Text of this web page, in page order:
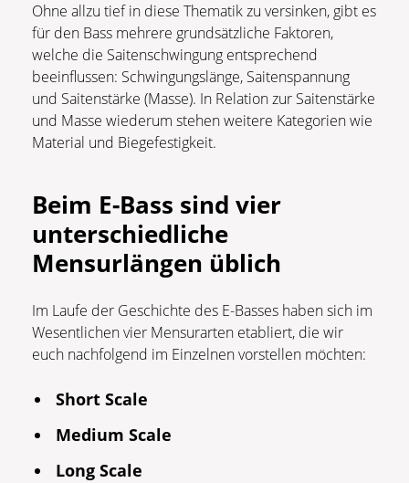
Ohne allzu tief in diese Thematik zu versinken, gibt es
für den Bass mehrere grundsätzliche Faktoren,
welche die Saitenschwingung entsprechend
beeinflussen: Schwingungslänge, Saitenspannung
und Saitenstärke (Masse). In Relation zur Saitenstärke
und Masse wiederum stehen weitere Kategorien wie
Material und Biegefestigkeit.
Beim E-Bass sind vier
unterschiedliche
Mensurlängen üblich
Im Laufe der Geschichte des E-Basses haben sich im
Wesentlichen vier Mensurarten etabliert, die wir
euch nachfolgend im Einzelnen vorstellen möchten:
Short Scale
Medium Scale
Long Scale